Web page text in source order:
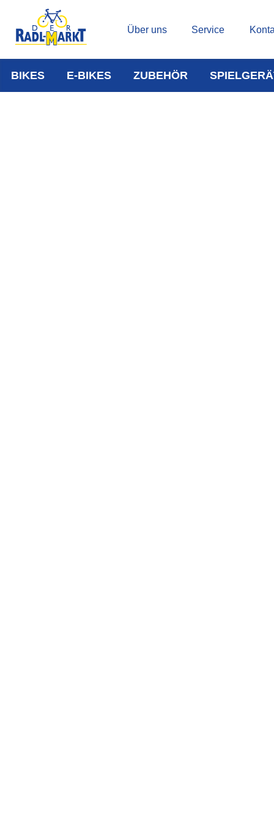
Über uns Service
BIKES E-BIKES ZUBEHÖR